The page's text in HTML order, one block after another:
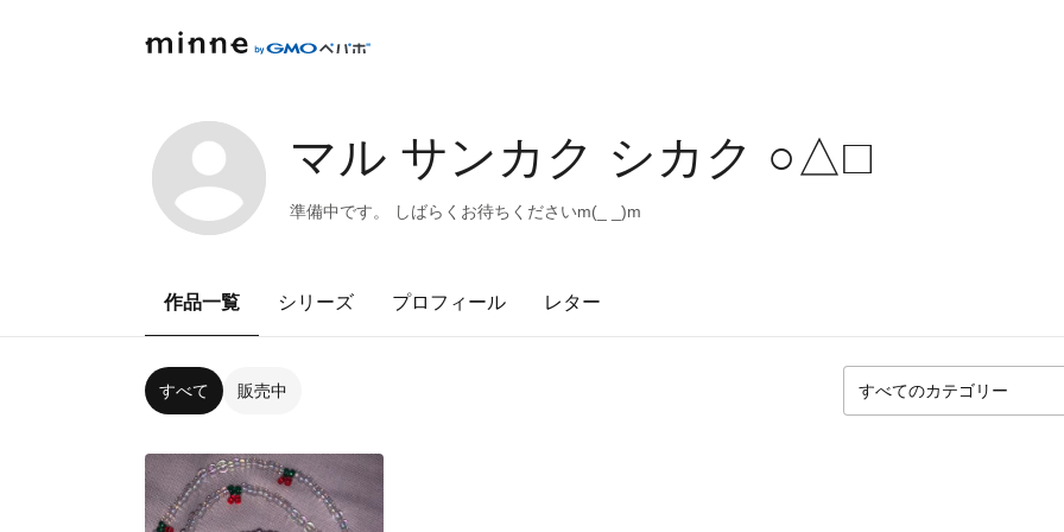
マル サンカク シカク ○△□
準備中です。 しばらくお待ちくださいm(_ _)m
作品一覧 シリーズ プロフィール レター
すべて 販売中